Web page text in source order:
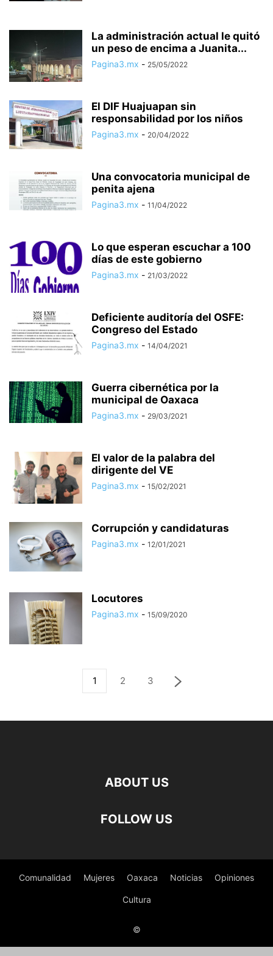
La administración actual le quitó
un peso de encima a Juanita...
Pagina3.mx - 25/05/2022
El DIF Huajuapan sin
responsabilidad por los niños
Pagina3.mx - 20/04/2022
Una convocatoria municipal de
penita ajena
Pagina3.mx - 11/04/2022
Lo que esperan escuchar a 100
días de este gobierno
Pagina3.mx - 21/03/2022
Deficiente auditoría del OSFE:
Congreso del Estado
Pagina3.mx - 14/04/2021
Guerra cibernética por la
municipal de Oaxaca
Pagina3.mx - 29/03/2021
El valor de la palabra del
dirigente del VE
Pagina3.mx - 15/02/2021
Corrupción y candidaturas
Pagina3.mx - 12/01/2021
Locutores
Pagina3.mx - 15/09/2020
1 2 3
ABOUT US
FOLLOW US
Comunalidad Mujeres Oaxaca Noticias Opiniones
Cultura
©